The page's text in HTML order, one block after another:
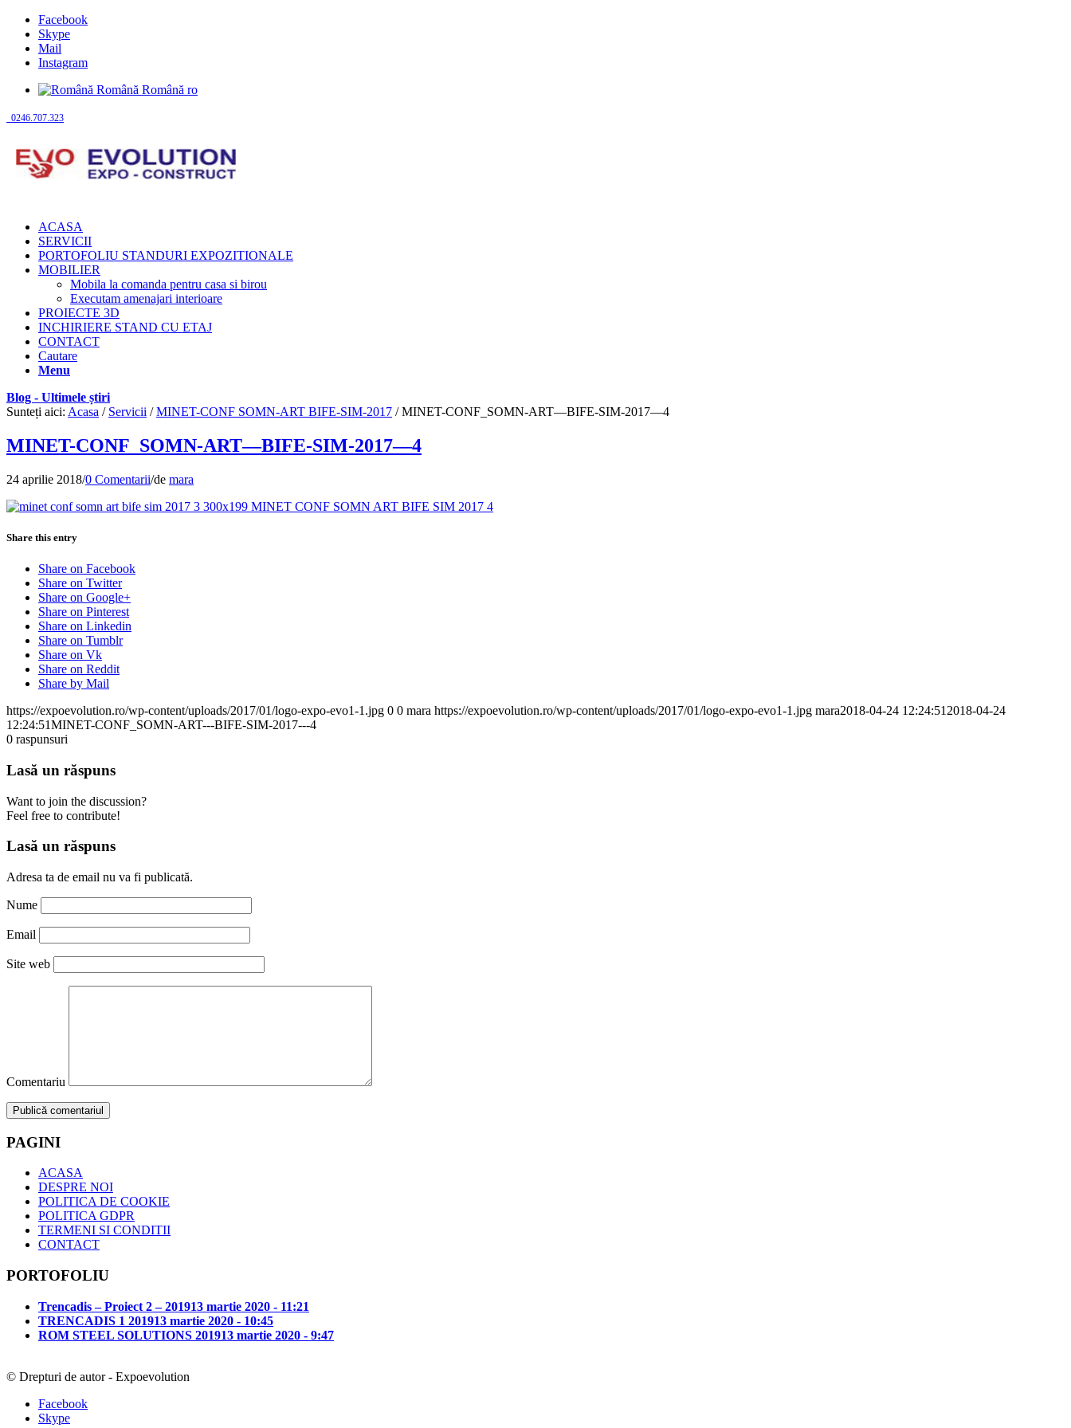
Facebook
Skype
Mail
Instagram
Română Română ro
0246.707.323
ACASA
SERVICII
PORTOFOLIU STANDURI EXPOZITIONALE
MOBILIER
Mobila la comanda pentru casa si birou
Executam amenajari interioare
PROIECTE 3D
INCHIRIERE STAND CU ETAJ
CONTACT
Cautare
Menu
Blog - Ultimele știri
Sunteți aici: Acasa / Servicii / MINET-CONF SOMN-ART BIFE-SIM-2017 / MINET-CONF_SOMN-ART—BIFE-SIM-2017—4
MINET-CONF_SOMN-ART—BIFE-SIM-2017—4
24 aprilie 2018/0 Comentarii/de mara
Share this entry
Share on Facebook
Share on Twitter
Share on Google+
Share on Pinterest
Share on Linkedin
Share on Tumblr
Share on Vk
Share on Reddit
Share by Mail
https://expoevolution.ro/wp-content/uploads/2017/01/logo-expo-evo1-1.jpg 0 0 mara https://expoevolution.ro/wp-content/uploads/2017/01/logo-expo-evo1-1.jpg mara2018-04-24 12:24:51 2018-04-24
12:24:51MINET-CONF_SOMN-ART---BIFE-SIM-2017---4
0 raspunsuri
Lasă un răspuns
Want to join the discussion?
Feel free to contribute!
Lasă un răspuns
Adresa ta de email nu va fi publicată.
Nume
Email
Site web
Comentariu
PAGINI
ACASA
DESPRE NOI
POLITICA DE COOKIE
POLITICA GDPR
TERMENI SI CONDITII
CONTACT
PORTOFOLIU
Trencadis – Proiect 2 – 201913 martie 2020 - 11:21
TRENCADIS 1 201913 martie 2020 - 10:45
ROM STEEL SOLUTIONS 201913 martie 2020 - 9:47
© Drepturi de autor - Expoevolution
Facebook
Skype